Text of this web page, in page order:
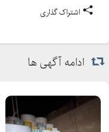
اشتراک گذاری
ادامه آگهی ها